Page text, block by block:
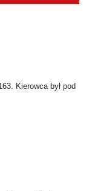
Kierowca był pod